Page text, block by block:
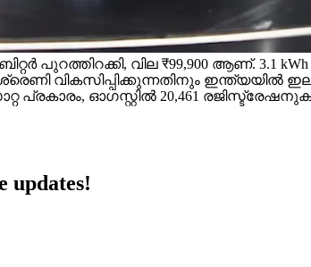
പുറത്തിറക്കി, വില ₹99,900 ആണ്. 3.1
വികസിപ്പിക്കുന്നതിനും ഇന്ത്യയിൽ
പ്രകാരം, ഓഗസ്റ്റിൽ 20,461
updates!